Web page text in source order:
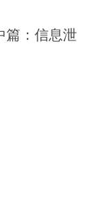
篇：信息泄